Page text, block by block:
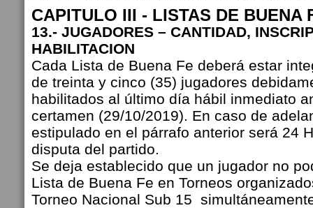
CAPITULO III - LISTAS DE BUENA
13.- JUGADORES – CANTIDAD,
HABILITACION
Cada Lista de Buena Fe deberá estar
de treinta y cinco (35) jugadores
habilitados al último día hábil inmediato
certamen (29/10/2019). En caso de
estipulado en el párrafo anterior será 24
disputa del partido.
Se deja establecido que un jugador no
Lista de Buena Fe en Torneos
Torneo Nacional Sub 15